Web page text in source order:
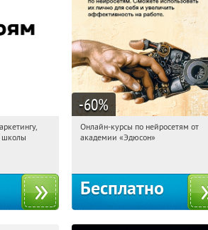
первым!
школы
-60%
17:31:41 Получили:
Онлайн-курсы по нейросетям от
академии «Эдюсон»
Бесплатно